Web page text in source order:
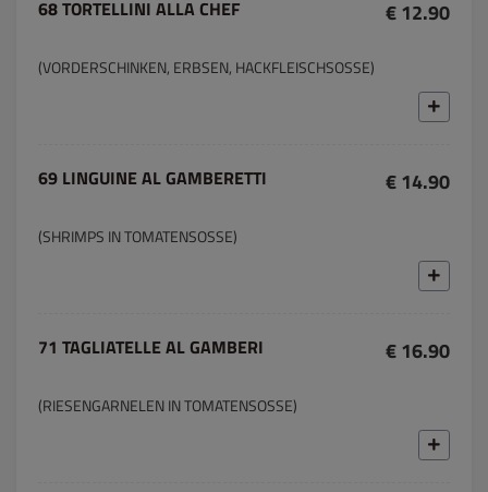
68 TORTELLINI ALLA CHEF € 12.90
(VORDERSCHINKEN, ERBSEN, HACKFLEISCHSOSSE)
69 LINGUINE AL GAMBERETTI € 14.90
(SHRIMPS IN TOMATENSOSSE)
71 TAGLIATELLE AL GAMBERI € 16.90
(RIESENGARNELEN IN TOMATENSOSSE)